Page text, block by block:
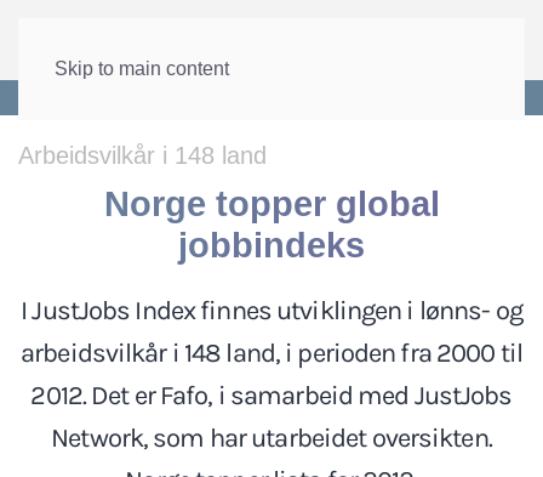
Skip to main content
Arbeidsvilkår i 148 land
Norge topper global
jobbindeks
I JustJobs Index finnes utviklingen i lønns- og
arbeidsvilkår i 148 land, i perioden fra 2000 til
2012. Det er Fafo, i samarbeid med JustJobs
Network, som har utarbeidet oversikten.